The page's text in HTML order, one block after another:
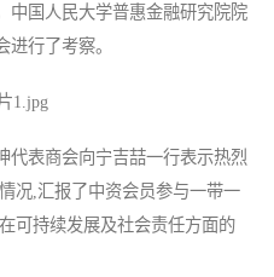
中国人民大学普惠金融研究院院
行了考察。
代表商会向宁吉喆一行表示热烈
况,汇报了中资会员参与一带一
可持续发展及社会责任方面的